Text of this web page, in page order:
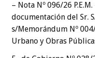
– Nota Nº 096/26
documentación del Sr.
s/Memorándum Nº
Urbano y Obras